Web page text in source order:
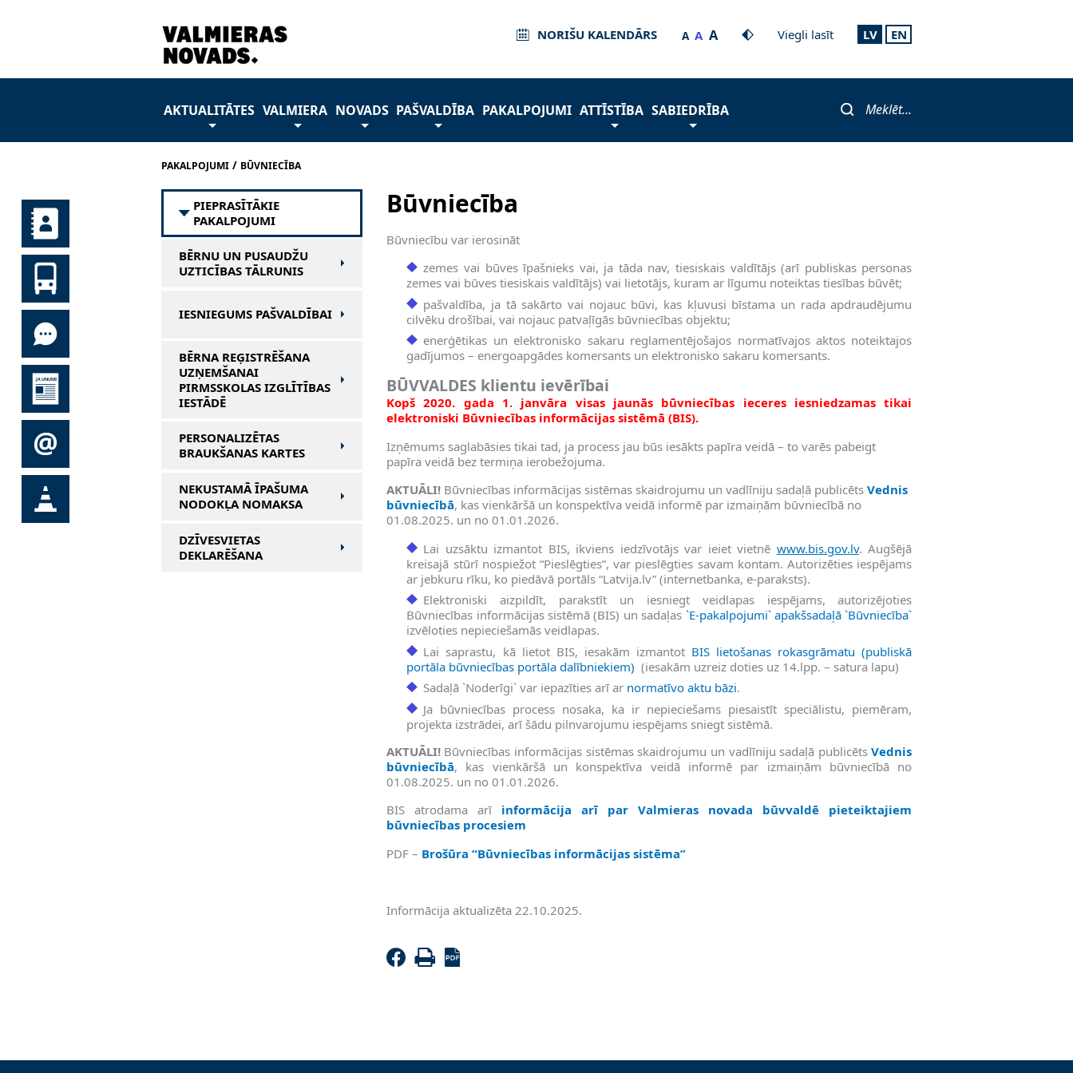
NORIŠU KALENDĀRS A A A Viegli lasīt LV EN
AKTUALITĀTES VALMIERA NOVADS PAŠVALDĪBA PAKALPOJUMI ATTĪSTĪBA SABIEDRĪBA Meklēt...
PAKALPOJUMI/ BŪVNIECĪBA
PIEPRASĪTĀKIE
PAKALPOJUMI
BĒRNU UN PUSAUDŽU
UZTICĪBAS TĀLRUNIS
IESNIEGUMS PAŠVALDĪBAI
BĒRNA REĢISTRĒŠANA
UZŅEMŠANAI
PIRMSSKOLAS IZGLĪTĪBAS
IESTĀDĒ
PERSONALIZĒTAS
BRAUKŠANAS KARTES
NEKUSTAMĀ ĪPAŠUMA
NODOKĻA NOMAKSA
DZĪVESVIETAS
DEKLARĒŠANA
Būvniecība
Būvniecību var ierosināt
zemes vai būves īpašnieks vai, ja tāda nav, tiesiskais valdītājs (arī publiskas personas
zemes vai būves tiesiskais valdītājs) vai lietotājs, kuram ar līgumu noteiktas tiesības būvēt;
pašvaldība, ja tā sakārto vai nojauc būvi, kas kļuvusi bīstama un rada apdraudējumu
cilvēku drošībai, vai nojauc patvaļīgās būvniecības objektu;
enerģētikas un elektronisko sakaru reglamentējošajos normatīvajos aktos noteiktajos
gadījumos – energoapgādes komersants un elektronisko sakaru komersants.
BŪVVALDES klientu ievērībai
Kopš 2020. gada 1. janvāra visas jaunās būvniecības ieceres iesniedzamas tikai
elektroniski Būvniecības informācijas sistēmā (BIS).
Izņēmums saglabāsies tikai tad, ja process jau būs iesākts papīra veidā – to varēs pabeigt
papīra veidā bez termiņa ierobežojuma.
AKTUĀLI! Būvniecības informācijas sistēmas skaidrojumu un vadlīniju sadaļā publicēts Vednis
būvniecībā, kas vienkāršā un konspektīva veidā informē par izmaiņām būvniecībā no
01.08.2025. un no 01.01.2026.
Lai uzsāktu izmantot BIS, ikviens iedzīvotājs var ieiet vietnē www.bis.gov.lv. Augšējā
kreisajā stūrī nospiežot “Pieslēgties”, var pieslēgties savam kontam. Autorizēties iespējams
ar jebkuru rīku, ko piedāvā portāls “Latvija.lv” (internetbanka, e-paraksts).
Elektroniski aizpildīt, parakstīt un iesniegt veidlapas iespējams, autorizējoties
Būvniecības informācijas sistēmā (BIS) un sadaļas `E-pakalpojumi` apakšsadaļā `Būvniecība`
izvēloties nepieciešamās veidlapas.
Lai saprastu, kā lietot BIS, iesakām izmantot BIS lietošanas rokasgrāmatu (publiskā
portāla būvniecības portāla dalībniekiem) (iesakām uzreiz doties uz 14.lpp. – satura lapu)
Sadaļā `Noderīgi` var iepazīties arī ar normatīvo aktu bāzi.
Ja būvniecības process nosaka, ka ir nepieciešams piesaistīt speciālistu, piemēram,
projekta izstrādei, arī šādu pilnvarojumu iespējams sniegt sistēmā.
AKTUĀLI! Būvniecības informācijas sistēmas skaidrojumu un vadlīniju sadaļā publicētsVednis
būvniecībā, kas vienkāršā un konspektīva veidā informē par izmaiņām būvniecībā no
01.08.2025. un no 01.01.2026.
BIS atrodama arī informācija arī par Valmieras novada būvvaldē pieteiktajiem
būvniecības procesiem
PDF – Brošūra “Būvniecības informācijas sistēma”
Informācija aktualizēta 22.10.2025.